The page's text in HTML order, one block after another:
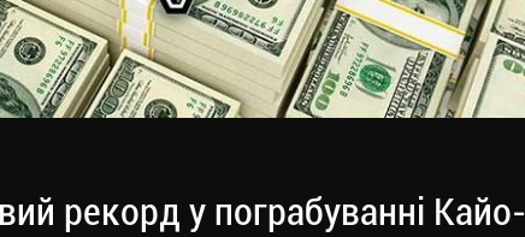
рекорд у пограбуванні Кайо-